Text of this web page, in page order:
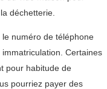
déchetterie.
numéro de téléphone
Certaines
pour habitude de
pourriez payer des